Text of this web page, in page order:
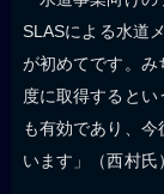
SLASによる水道
が初めてです。み
度に取得すると
も有効であり、
います」（西村氏）